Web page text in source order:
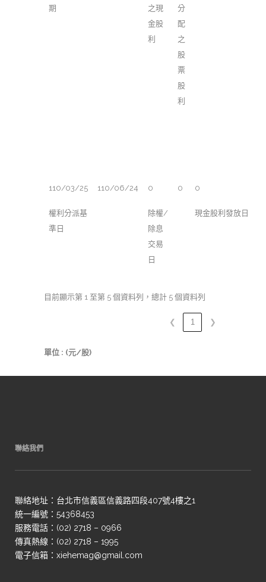
期
之現
金股
利
分
配
之
股
票
股
利
110/03/25 110/06/24 0 0 0
權利分派基
準日
除權/
除息
交易
日
現金股利發放日
目前顯示第 1 至第 5 個資料列，總計 5 個資料列
❮ 1 ❯
單位 : (元/股)
聯絡我們
聯絡地址：台北市信義區信義路四段407號4樓之1
統一編號：54368453
服務電話：(02) 2718 – 0966
傳真熱線：(02) 2718 – 1995
電子信箱：xiehemag@gmail.com